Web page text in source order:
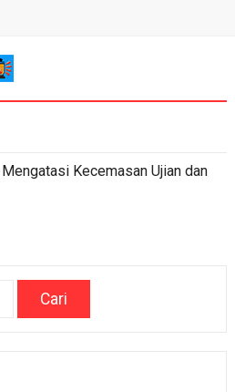
Mengatasi Kecemasan Ujian dan